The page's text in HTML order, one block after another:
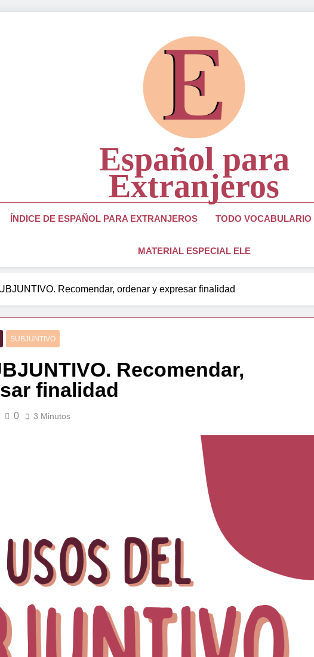
Español para
Extranjeros
Página Para Estudiantes Y Profesores De Lengua Española
ÍNDICE DE ESPAÑOL PARA EXTRANJEROS TODO VOCABULARIO
MATERIAL ESPECIAL ELE
Recomendar, ordenar y expresar finalidad
SUBJUNTIVO
Recomendar,
finalidad
0 3 Minutos